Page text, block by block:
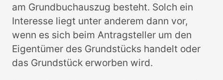
am Grundbuchauszug besteht. Solch ein
Interesse liegt unter anderem dann vor,
wenn es sich beim Antragsteller um den
Eigentümer des Grundstücks handelt oder
das Grundstück erworben wird.